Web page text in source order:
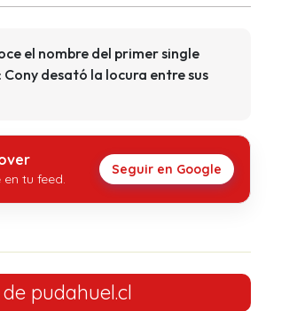
el nombre del primer single
Cony desató la locura entre sus
tu feed.
Seguir en Google
de pudahuel.cl